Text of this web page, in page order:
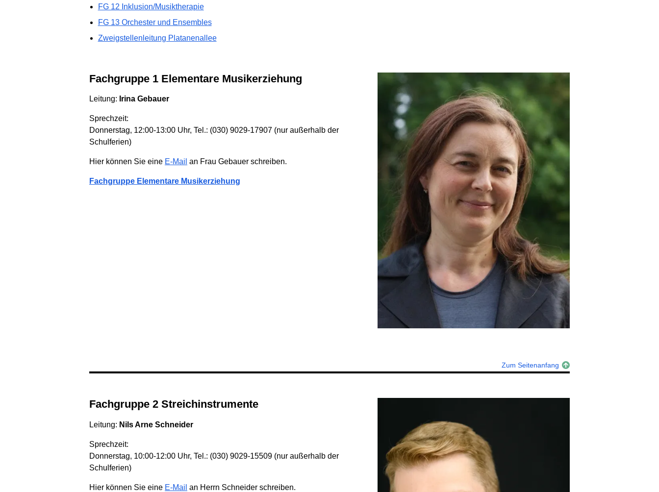
FG 12 Inklusion/Musiktherapie
FG 13 Orchester und Ensembles
Zweigstellenleitung Platanenallee
Fachgruppe 1 Elementare Musikerziehung
Leitung: Irina Gebauer
Sprechzeit:
Donnerstag, 12:00-13:00 Uhr, Tel.: (030) 9029-17907 (nur außerhalb der
Schulferien)
Hier können Sie eine E-Mail an Frau Gebauer schreiben.
Fachgruppe Elementare Musikerziehung
Zum Seitenanfang
Fachgruppe 2 Streichinstrumente
Leitung: Nils Arne Schneider
Sprechzeit:
Donnerstag, 10:00-12:00 Uhr, Tel.: (030) 9029-15509 (nur außerhalb der
Schulferien)
Hier können Sie eine E-Mail an Herrn Schneider schreiben.